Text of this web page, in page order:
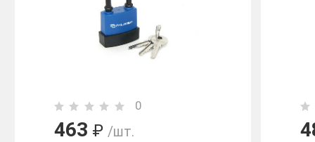
0
463 ₽ /шт.